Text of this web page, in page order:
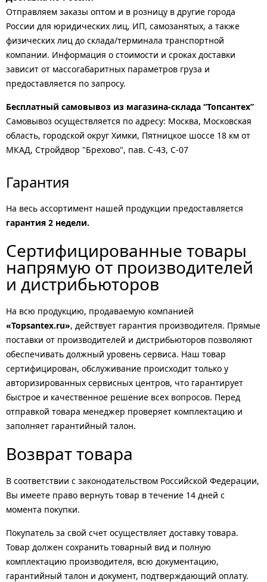
Отправляем заказы оптом и в розницу в другие города
России для юридических лиц, ИП, самозанятых, а также
физических лиц до склада/терминала транспортной
компании. Информация о стоимости и сроках доставки
зависит от массогабаритных параметров груза и
предоставляется по запросу.
Бесплатный самовывоз из магазина-склада “Топсантех”
Самовывоз осуществляется по адресу: Москва, Московская
область, городской округ Химки, Пятницкое шоссе 18 км от
МКАД, Стройдвор "Брехово", пав. С-43, С-07
Гарантия
На весь ассортимент нашей продукции предоставляется
гарантия 2 недели.
Сертифицированные товары
напрямую от производителей
и дистрибьюторов
На всю продукцию, продаваемую компанией
«Topsantex.ru», действует гарантия производителя. Прямые
поставки от производителей и дистрибьюторов позволяют
обеспечивать должный уровень сервиса. Наш товар
сертифицирован, обслуживание происходит только у
авторизированных сервисных центров, что гарантирует
быстрое и качественное решение всех вопросов. Перед
отправкой товара менеджер проверяет комплектацию и
заполняет гарантийный талон.
Возврат товара
В соответствии с законодательством Российской Федерации,
Вы имеете право вернуть товар в течение 14 дней с
момента покупки.
Покупатель за свой счет осуществляет доставку товара.
Товар должен сохранить товарный вид и полную
комплектацию производителя, всю документацию,
гарантийный талон и документ, подтверждающий оплату.